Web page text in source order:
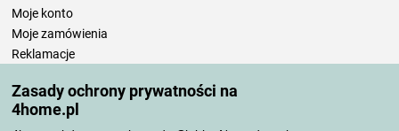
Zasady ochrony prywatności na
4home.pl
Moje konto
Moje zamówienia
Reklamacje
Zasady przetwarzania recenzji